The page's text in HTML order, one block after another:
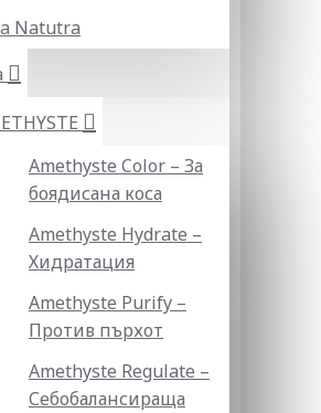
Natutra
Amethyste Color – За
боядисана коса
Amethyste Hydrate –
Хидратация
Amethyste Purify –
Против пърхот
Amethyste Regulate –
Себобалансираща